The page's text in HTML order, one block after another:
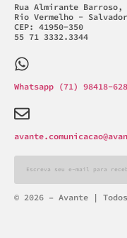
Rua Almirante
Rio Vermelho -
CEP: 41950-350
55 71 3332.3344
Whatsapp (71) 98418-
Alternative:
© 2026 – Avante |